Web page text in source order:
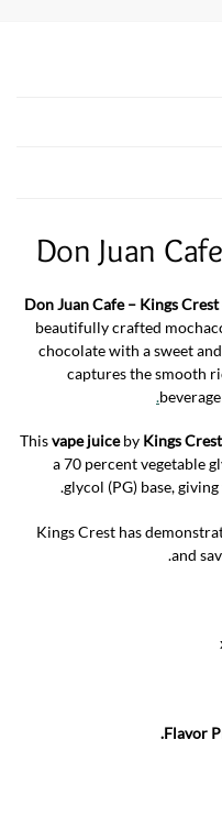
Don Juan
Don Juan Cafe – Kings
beautifully crafted
chocolate with a sweet
captures the smooth
.
Thisvape juiceby Kings Crest
a 70 percent vegetable
glycol (PG) base,
Kings Crest has
and
.
Flavor